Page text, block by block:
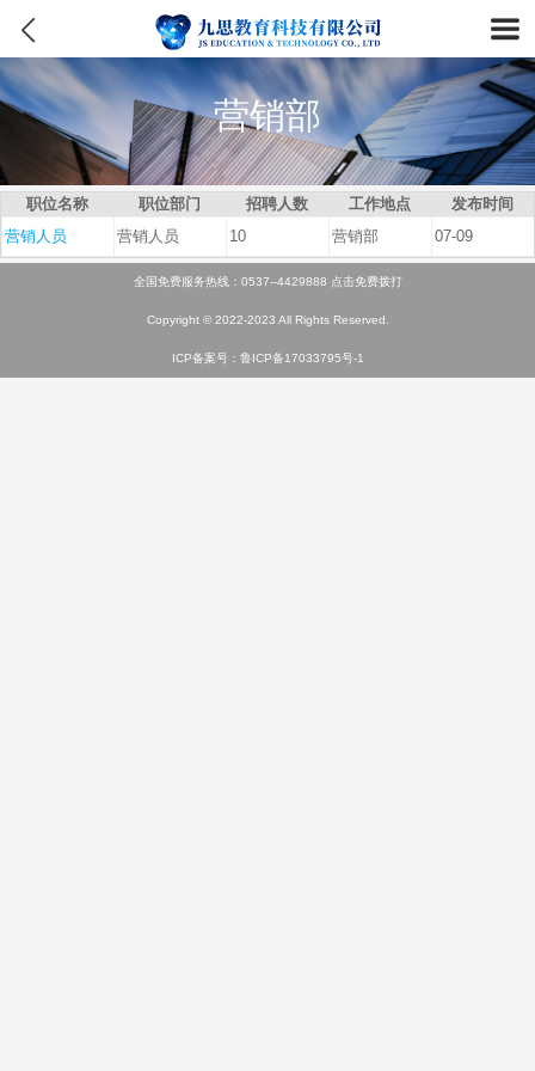
营销部
职位名称 职位部门 招聘人数 工作地点
发布时间
营销人员
营销人员 10 营销部 07-09
全国免费服务热线：0537--4429888 点击免费拨打
Copyright © 2022-2023 All Rights Reserved.
ICP备案号：鲁ICP备17033795号-1